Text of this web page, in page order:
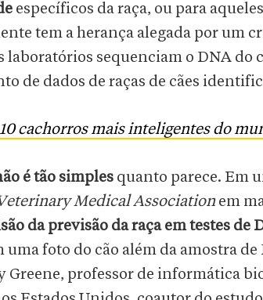
específicos da raça, ou para
tem a herança alegada por um
laboratórios sequenciam o DNA do
de dados de raças de cães
10 cachorros mais inteligentes do
é tão simples quanto parece. Em
Medical Associationem
da previsão da raça em testes de
foto do cão além da amostra de
Greene, professor de informática